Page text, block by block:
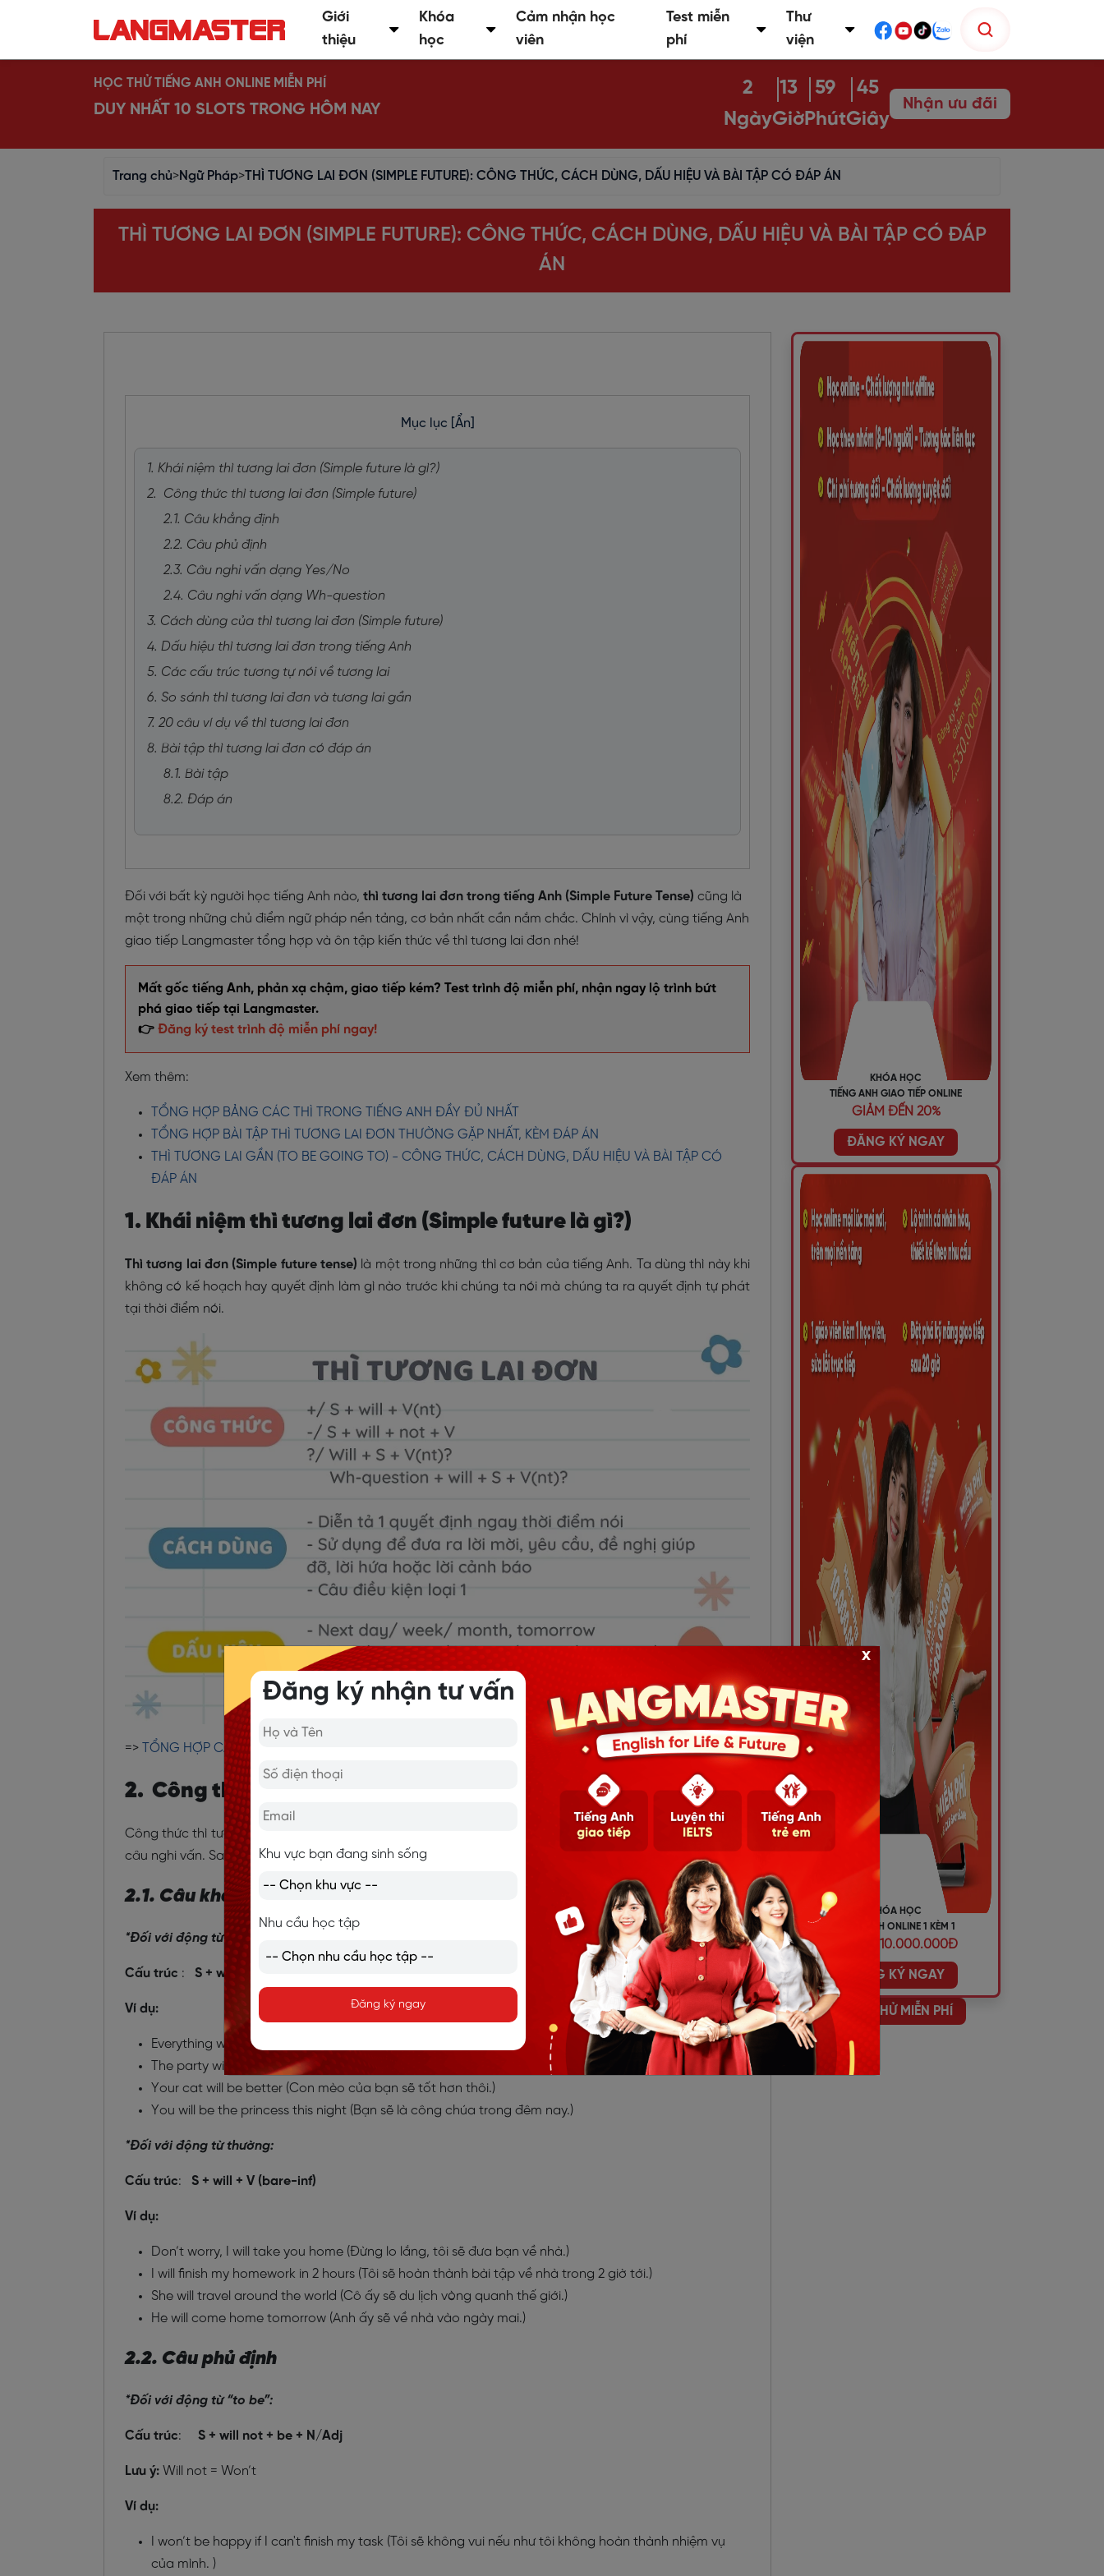
Giới
thiệu
Khóa
học
Cảm nhận học
viên
Test miễn
phí
Thư
viện
HỌC THỬ TIẾNG ANH ONLINE MIỄN PHÍ
DUY NHẤT 10 SLOTS TRONG HÔM NAY
2
Ngày
13
Giờ
59
Phút
43
Giây
Nhận ưu đãi
Trang chủ>Ngữ Pháp>THÌ TƯƠNG LAI ĐƠN (SIMPLE FUTURE): CÔNG THỨC, CÁCH DÙNG, DẤU HIỆU VÀ BÀI TẬP CÓ ĐÁP ÁN
THÌ TƯƠNG LAI ĐƠN (SIMPLE FUTURE): CÔNG THỨC, CÁCH DÙNG, DẤU HIỆU VÀ BÀI TẬP CÓ ĐÁP
ÁN
Mục lục [Ẩn]
1. Khái niệm thì tương lai đơn (Simple future là gì?)
2. Công thức thì tương lai đơn (Simple future)
2.1. Câu khẳng định
2.2. Câu phủ định
2.3. Câu nghi vấn dạng Yes/No
2.4. Câu nghi vấn dạng Wh-question
3. Cách dùng của thì tương lai đơn (Simple future)
4. Dấu hiệu thì tương lai đơn trong tiếng Anh
5. Các cấu trúc tương tự nói về tương lai
6. So sánh thì tương lai đơn và tương lai gần
7. 20 câu ví dụ về thì tương lai đơn
8. Bài tập thì tương lai đơn có đáp án
8.1. Bài tập
8.2. Đáp án
Đối với bất kỳ người học tiếng Anh nào, thì tương lai đơn trong tiếng Anh (Simple Future Tense) cũng là
một trong những chủ điểm ngữ pháp nền tảng, cơ bản nhất cần nắm chắc. Chính vì vậy, cùng tiếng Anh
giao tiếp Langmaster tổng hợp và ôn tập kiến thức về thì tương lai đơn nhé!
Mất gốc tiếng Anh, phản xạ chậm, giao tiếp kém? Test trình độ miễn phí, nhận ngay lộ trình bứt
phá giao tiếp tại Langmaster.
👉 Đăng ký test trình độ miễn phí ngay!
Xem thêm:
TỔNG HỢP BẢNG CÁC THÌ TRONG TIẾNG ANH ĐẦY ĐỦ NHẤT
TỔNG HỢP BÀI TẬP THÌ TƯƠNG LAI ĐƠN THƯỜNG GẶP NHẤT, KÈM ĐÁP ÁN
THÌ TƯƠNG LAI GẦN (TO BE GOING TO) - CÔNG THỨC, CÁCH DÙNG, DẤU HIỆU VÀ BÀI TẬP CÓ
ĐÁP ÁN
1. Khái niệm thì tương lai đơn (Simple future là gì?)
Thì tương lai đơn (Simple future tense) là một trong những thì cơ bản của tiếng Anh. Ta dùng thì này khi
không có kế hoạch hay quyết định làm gì nào trước khi chúng ta nói mà chúng ta ra quyết định tự phát
tại thời điểm nói.
=> TỔNG HỢP CÁC THÌ TRONG TIẾNG ANH
2. Công thức thì tương lai đơn (Simple future)
Công thức thì tương lai đơn được chia thành 3 dạng: Dạng câu khẳng định, dạng câu phủ định và dạng
câu nghi vấn. Sau đây là chi tiết của 3 dạng câu trên.
2.1. Câu khẳng định
*Đối với động từ “to be”:
Cấu trúc : S + will + be + N/Adj
Ví dụ:
Everything will be fine (Mọi thứ sẽ ổn thôi.)
The party will be great (Bữa tiệc sẽ rất vui đây.)
Your cat will be better (Con mèo của bạn sẽ tốt hơn thôi.)
You will be the princess this night (Bạn sẽ là công chúa trong đêm nay.)
*Đối với động từ thường:
Cấu trúc: S + will + V (bare-inf)
Ví dụ:
Don’t worry, I will take you home (Đừng lo lắng, tôi sẽ đưa bạn về nhà.)
I will finish my homework in 2 hours (Tôi sẽ hoàn thành bài tập về nhà trong 2 giờ tới.)
She will travel around the world (Cô ấy sẽ du lịch vòng quanh thế giới.)
He will come home tomorrow (Anh ấy sẽ về nhà vào ngày mai.)
2.2. Câu phủ định
*Đối với động từ “to be”:
Cấu trúc: S + will not + be + N/Adj
Lưu ý: Will not = Won’t
Ví dụ:
I won’t be happy if I can't finish my task (Tôi sẽ không vui nếu như tôi không hoàn thành nhiệm vụ
của mình. )
KHÓA HỌC
TIẾNG ANH GIAO TIẾP ONLINE
GIẢM ĐẾN 20%
ĐĂNG KÝ NGAY
KHÓA HỌC
TIẾNG ANH ONLINE 1 KÈM 1
ƯU ĐÃI 10.000.000Đ
ĐĂNG KÝ NGAY
HỌC THỬ MIỄN PHÍ
Đăng ký nhận tư vấn
Khu vực bạn đang sinh sống
Nhu cầu học tập
Đăng ký ngay
x